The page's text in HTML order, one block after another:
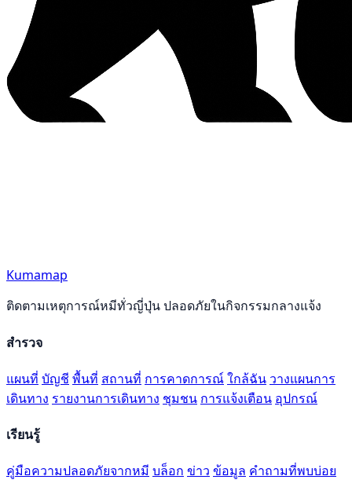
Kumamap
ติดตามเหตุการณ์หมีทั่วญี่ปุ่น ปลอดภัยในกิจกรรมกลางแจ้ง
สำรวจ
แผนที่ บัญชี พื้นที่ สถานที่ การคาดการณ์ใกล้ฉัน วางแผนการ
เดินทาง รายงานการเดินทาง ชุมชน การแจ้งเตือน อุปกรณ์
เรียนรู้
คู่มือความปลอดภัยจากหมี บล็อก ข่าว ข้อมูล คำถามที่พบบ่อย